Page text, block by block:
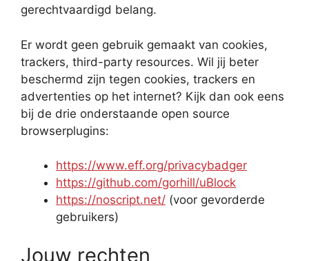
gerechtvaardigd belang.
Er wordt geen gebruik gemaakt van cookies,
trackers, third-party resources. Wil jij beter
beschermd zijn tegen cookies, trackers en
advertenties op het internet? Kijk dan ook eens
bij de drie onderstaande open source
browserplugins:
https://www.eff.org/privacybadger
https://github.com/gorhill/uBlock
https://noscript.net/ (voor gevorderde
gebruikers)
Jouw rechten